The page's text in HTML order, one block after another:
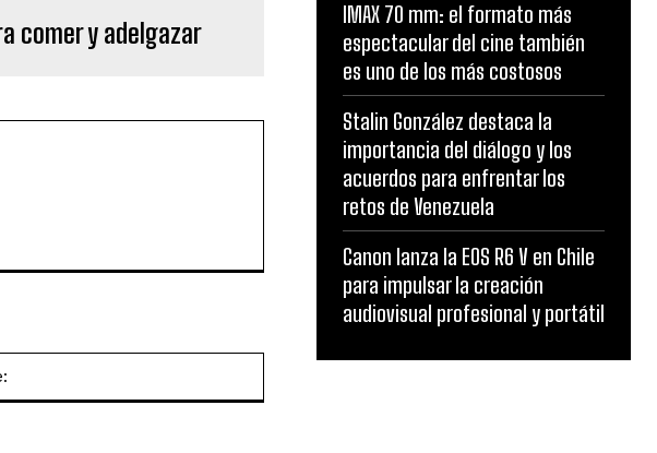
comer y adelgazar
Website:
IMAX 70 mm: el formato más
espectacular del cine también
es uno de los más costosos
Stalin González destaca la
importancia del diálogo y los
acuerdos para enfrentar los
retos de Venezuela
Canon lanza la EOS R6 V en Chile
para impulsar la creación
audiovisual profesional y portátil